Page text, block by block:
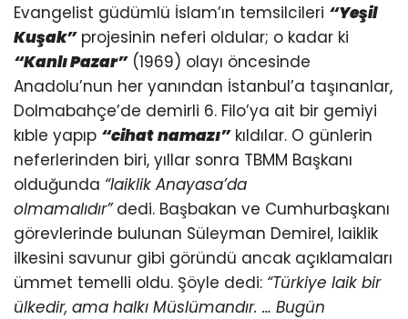
Evangelist güdümlü İslam’ın temsilcileri “Yeşil
Kuşak”projesinin neferi oldular; o kadar ki
“Kanlı Pazar”(1969) olayı öncesinde
Anadolu’nun her yanından İstanbul’a taşınanlar,
Dolmabahçe’de demirli 6. Filo’ya ait bir gemiyi
kıble yapıp “cihat namazı”kıldılar. O günlerin
neferlerinden biri, yıllar sonra TBMM Başkanı
olduğunda “laiklik Anayasa’da
olmamalıdır”dedi. Başbakan ve Cumhurbaşkanı
görevlerinde bulunan Süleyman Demirel, laiklik
ilkesini savunur gibi göründü ancak açıklamaları
ümmet temelli oldu. Şöyle dedi: “Türkiye laik bir
ülkedir, ama halkı Müslümandır. … Bugün